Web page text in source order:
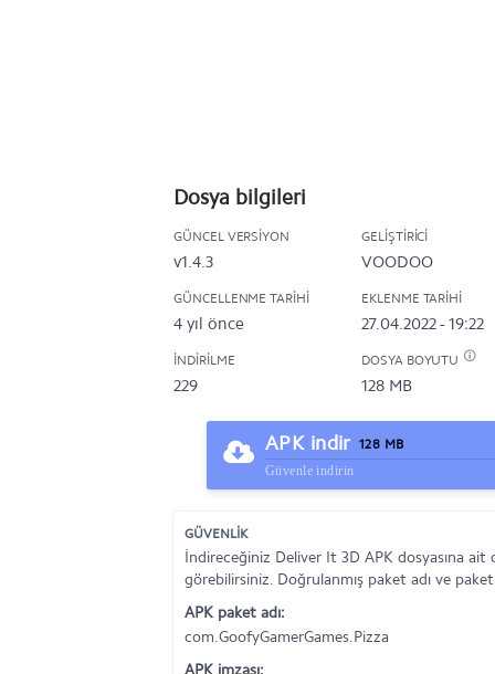
Dosya bilgileri
GÜNCEL VERSIYON
v1.4.3
GELIŞTIRICI
VOODOO
GÜNCELLENME TARIHI
4 yıl önce
EKLENME TARIHI
27.04.2022 - 19:22
İNDIRILME
229
DOSYA BOYUTU
128 MB
APK indir 128 MB
Güvenle indirin
GÜVENLİK
İndireceğiniz Deliver It 3D APK dosyasına ait
görebilirsiniz. Doğrulanmış paket adı ve
APK paket adı:
com.GoofyGamerGames.Pizza
APK imzası: